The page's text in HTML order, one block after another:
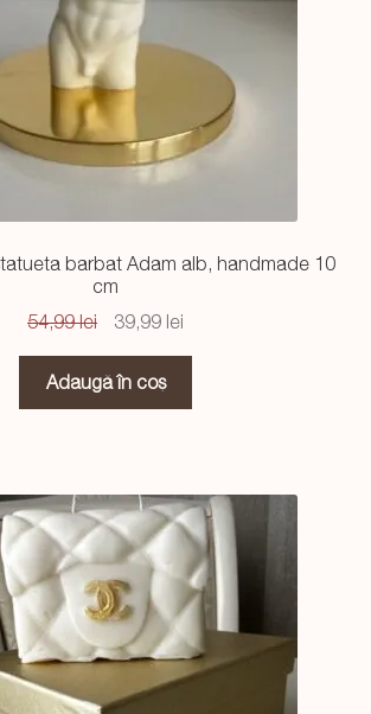
barbat Adam alb, handmade 10
cm
54,99lei
Prețul
a
fost:
39,99 leiPrețul
39,99 lei.
Adaugă în coș